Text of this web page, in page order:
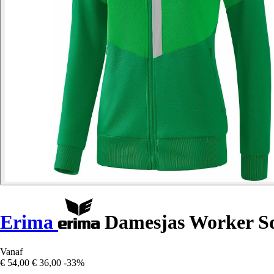
Erima Damesjas Worker
Vanaf
€ 54,00 € 36,00 -33%